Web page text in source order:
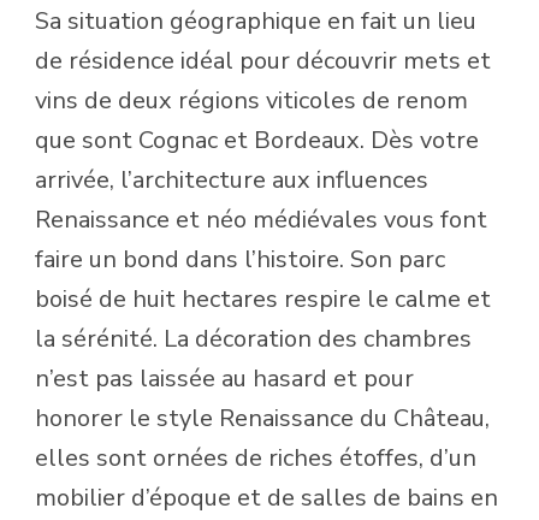
Sa situation géographique en fait un lieu
de résidence idéal pour découvrir mets et
vins de deux régions viticoles de renom
que sont Cognac et Bordeaux. Dès votre
arrivée, l’architecture aux influences
Renaissance et néo médiévales vous font
faire un bond dans l’histoire. Son parc
boisé de huit hectares respire le calme et
la sérénité. La décoration des chambres
n’est pas laissée au hasard et pour
honorer le style Renaissance du Château,
elles sont ornées de riches étoffes, d’un
mobilier d’époque et de salles de bains en